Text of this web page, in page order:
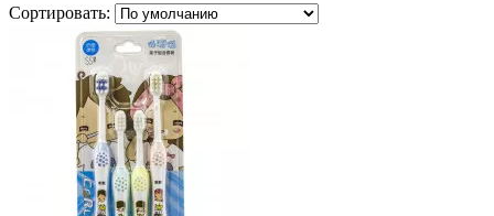
Сортировать: